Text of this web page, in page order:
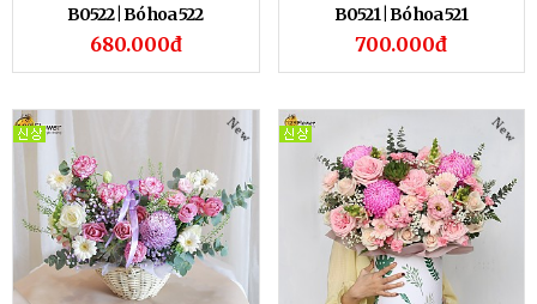
B0522 | Bó hoa 522
680.000đ
B0521 | Bó hoa 521
700.000đ
New New